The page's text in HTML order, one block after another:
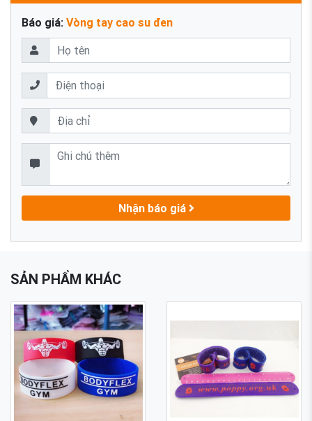
Báo giá: Vòng tay cao su đen
Nhận báo giá
SẢN PHẨM KHÁC